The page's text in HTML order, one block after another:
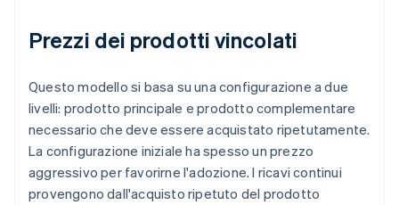
Prezzi dei prodotti vincolati
Questo modello si basa su una configurazione a due
livelli: prodotto principale e prodotto complementare
necessario che deve essere acquistato ripetutamente.
La configurazione iniziale ha spesso un prezzo
aggressivo per favorirne l'adozione. I ricavi continui
provengono dall'acquisto ripetuto del prodotto